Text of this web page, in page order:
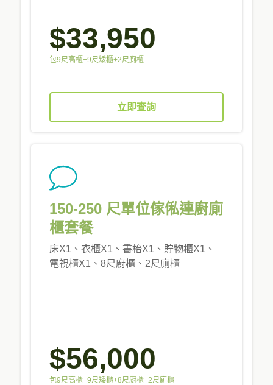
$33,950
包9尺高櫃+9尺矮櫃+2尺廁櫃
立即查詢
150-250 尺單位傢俬連廚廁
櫃套餐
床X1、衣櫃X1、書枱X1、貯物櫃X1、
電視櫃X1、8尺廚櫃、2尺廁櫃
$56,000
包9尺高櫃+9尺矮櫃+8尺廚櫃+2尺廁櫃